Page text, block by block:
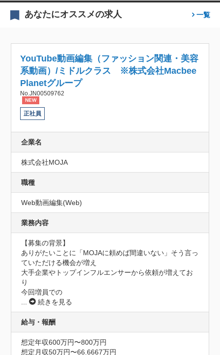
あなたにオススメの求人 一覧
YouTube動画編集（ファッション関連・美容
系動画）/ミドルクラス ※株式会社Macbee
Planetグループ
No.JN00509762
NEW
正社員
企業名
株式会社MOJA
職種
Web動画編集(Web)
業務内容
【募集の背景】
ありがたいことに「MOJAに頼めば間違いない」そう言っ
ていただける機会が増え
大手企業やトップインフルエンサーから依頼が増えてお
り
今回増員での
...
続きを見る
給与・報酬
想定年収600万円〜800万円
想定月収50万円〜66.6667万円